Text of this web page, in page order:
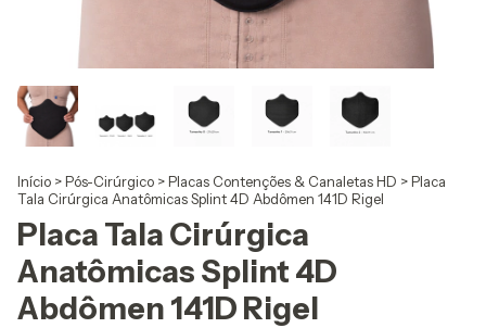
Início >Pós-Cirúrgico >Placas Contenções & Canaletas HD >Placa
Tala Cirúrgica Anatômicas Splint 4D Abdômen 141D Rigel
Placa Tala Cirúrgica
Anatômicas Splint 4D
Abdômen 141D Rigel